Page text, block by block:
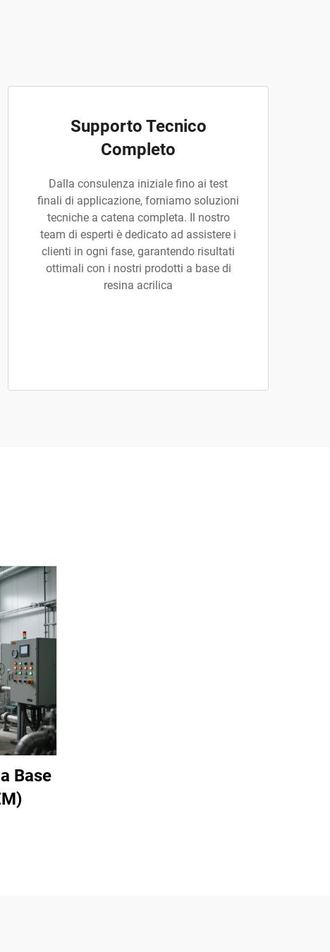
Supporto Tecnico
Completo
Dalla consulenza iniziale fino ai test
finali di applicazione, forniamo soluzioni
tecniche a catena completa. Il nostro
team di esperti è dedicato ad assistere i
clienti in ogni fase, garantendo risultati
ottimali con i nostri prodotti a base di
resina acrilica
Base